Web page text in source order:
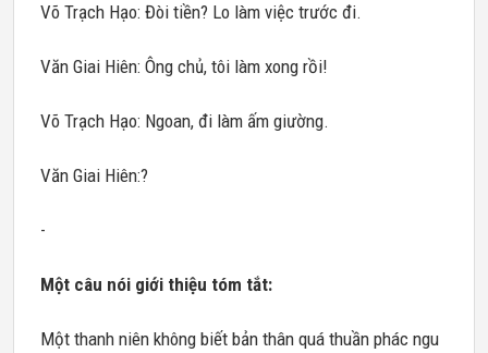
Võ Trạch Hạo: Đòi tiền? Lo làm việc trước đi.
Văn Giai Hiên: Ông chủ, tôi làm xong rồi!
Võ Trạch Hạo: Ngoan, đi làm ấm giường.
Văn Giai Hiên:?
-
Một câu nói giới thiệu tóm tắt:
Một thanh niên không biết bản thân quá thuần phác ngu